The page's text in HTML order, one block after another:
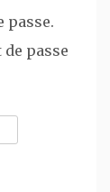
passe.
passe